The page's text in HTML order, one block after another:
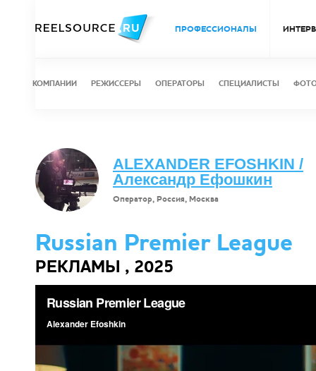
ПРОФЕССИОНАЛЫ
КОМПАНИИ РЕЖИССЕРЫ ОПЕРАТОРЫ СПЕЦИАЛИСТЫ
ALEXANDER EFOSHKIN /
Александр Ефошкин
Оператор, Россия, Москва
Russian Premier League
РЕКЛАМЫ , 2025